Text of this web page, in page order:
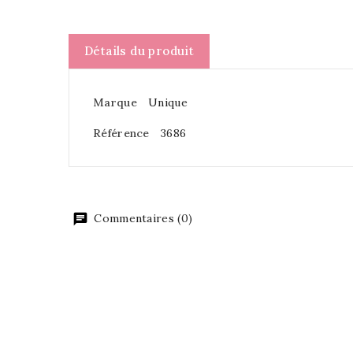
Détails du produit
Marque Unique
Référence 3686
Commentaires (0)